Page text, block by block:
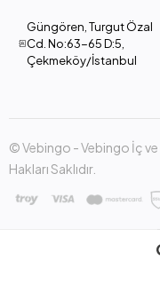
Güngören, Turgut Özal
Cd. No:63-65 D:5,
Çekmeköy/İstanbul
© Vebingo - Vebingo İç
Hakları Saklıdır.